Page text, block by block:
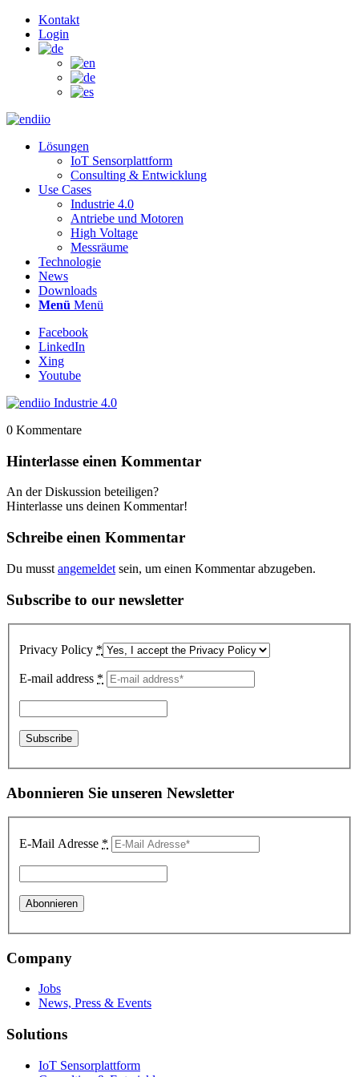
Kontakt
Login
Lösungen
IoT Sensorplattform
Consulting & Entwicklung
Use Cases
Industrie 4.0
Antriebe und Motoren
High Voltage
Messräume
Technologie
News
Downloads
Menü Menü
Facebook
LinkedIn
Xing
Youtube
0 Kommentare
Hinterlasse einen Kommentar
An der Diskussion beteiligen?
Hinterlasse uns deinen Kommentar!
Schreibe einen Kommentar
Du musst angemeldet sein, um einen Kommentar abzugeben.
Subscribe to our newsletter
Privacy Policy *
E-mail address *
Abonnieren Sie unseren Newsletter
E-Mail Adresse *
Company
Jobs
News, Press & Events
Solutions
IoT Sensorplattform